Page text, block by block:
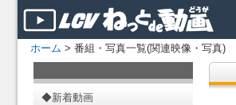
ホーム > 番組・写真一覧(関連映像・写真)
◆新着動画